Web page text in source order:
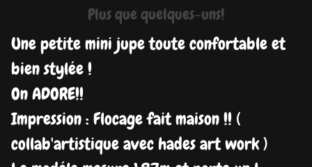
Plus que quelques-uns!
Une petite mini jupe toute confortable et
bien stylée !
On ADORE!!
Impression : Flocage fait maison !! (
collab'artistique avec hades art work )